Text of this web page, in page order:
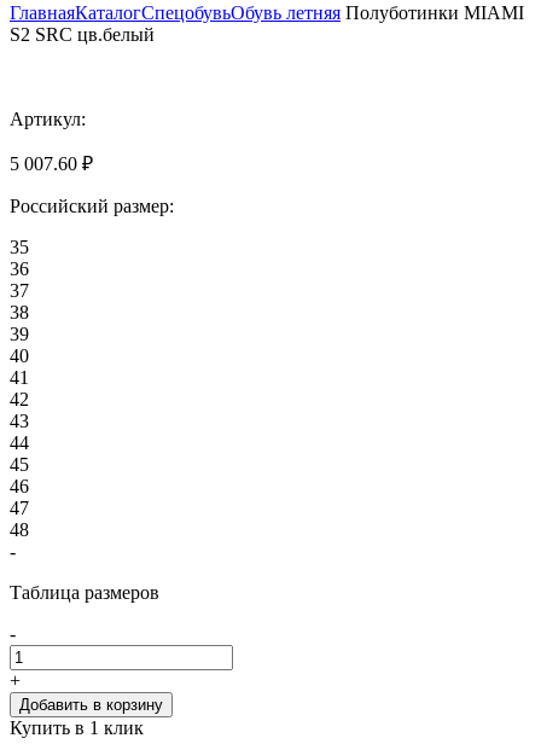
ГлавнаяКаталогСпецобувьОбувь летняя Полуботинки MIAMI
S2 SRC цв.белый
Артикул:
5 007.60 ₽
Российский размер:
35
36
37
38
39
40
41
42
43
44
45
46
47
48
-
Таблица размеров
-
+
Добавить в корзину
Купить в 1 клик